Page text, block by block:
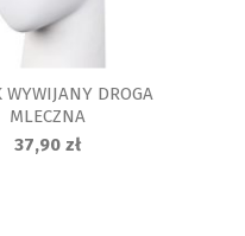
WYWIJANY DROGA
MLECZNA
37,90 zł